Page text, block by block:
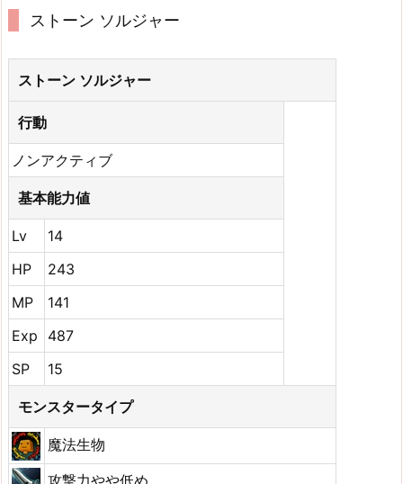
ストーン ソルジャー
ストーン ソルジャー
行動
ノンアクティブ
基本能力値
Lv
14
HP
243
MP
141
Exp
487
SP
15
モンスタータイプ
魔法生物